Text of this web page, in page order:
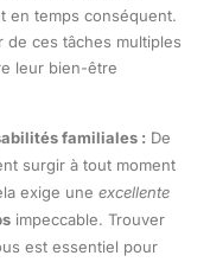
en temps conséquent.
de ces tâches multiples
leur bien-être
familiales : De
surgir à tout moment
exige une excellente
impeccable. Trouver
est essentiel pour